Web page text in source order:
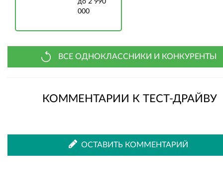
000
ВСЕ ОДНОКЛАССНИКИ И КОНКУРЕНТЫ
КОММЕНТАРИИ К ТЕСТ-ДРАЙВУ
ОСТАВИТЬ КОММЕНТАРИЙ